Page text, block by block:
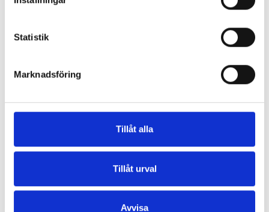
Statistik
Marknadsföring
Tillåt alla
Tillåt urval
Avvisa
Archives
Categories